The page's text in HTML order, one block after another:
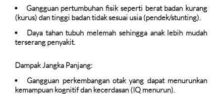
Gangguan pertumbuhan fisik seperti berat badan kurang
(kurus) dan tinggi badan tidak sesuai usia (pendek/stunting).
Daya tahan tubuh melemah sehingga anak lebih mudah
terserang penyakit.
Dampak Jangka Panjang:
Gangguan perkembangan otak yang dapat menurunkan
kemampuan kognitif dan kecerdasan (IQ menurun).